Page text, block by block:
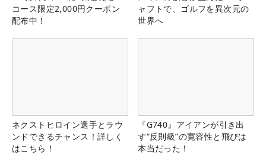
コース限定2,000円クーポン
配布中！
ャフトで、ゴルフを異次元の
世界へ
ネクストヒロイン選手とラウ
ンドできるチャンス！詳しく
はこちら！
『G740』アイアンが引き出
す“反則級”の寛容性と飛びは
本当だった！